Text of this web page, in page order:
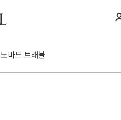
노마드 트래블